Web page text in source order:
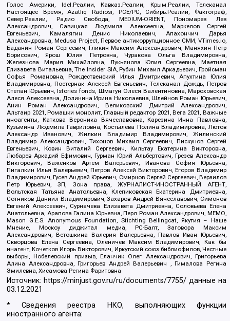
Голос Америки, Idel.Реалии, Кавказ.Реалии, Крым.Реалии, Телеканал
Настоящее Время, Azatliq Radiosi, PCE/PC, Сибирь.Реалии, Фактограф,
Север.Реалии, Радио Свобода, MEDIUM-ORIENT, Пономарев Лев
Александрович, Савицкая Людмила Алексеевна, Маркелов Сергей
Евгеньевич, Камалягин Денис Николаевич, Апахончич Дарья
Александровна, Medusa Project, Первое антикоррупционное СМИ, VTimes.io,
Баданин Роман Сергеевич, Гликин Максим Александрович, Маняхин Петр
Борисович, Ярош Юлия Петровна, Чуракова Ольга Владимировна,
Железнова Мария Михайловна, Лукьянова Юлия Сергеевна, Маетная
Елизавета Витальевна, The Insider SIA, Рубин Михаил Аркадьевич, Гройсман
Софья Романовна, Рождественский Илья Дмитриевич, Апухтина Юлия
Владимировна, Постернак Алексей Евгеньевич, Телеканал Дождь, Петров
Степан Юрьевич, Istories fonds, Шмагун Олеся Валентиновна, Мароховская
Алеся Алексеевна, Долинина Ирина Николаевна, Шлейнов Роман Юрьевич,
Анин Роман Александрович, Великовский Дмитрий Александрович,
Альтаир 2021, Ромашки монолит, Главный редактор 2021, Вега 2021, Важные
иноагенты, Каткова Вероника Вячеславовна, Карезина Инна Павловна,
Кузьмина Людмила Гавриловна, Костылева Полина Владимировна, Лютов
Александр Иванович, Жилкин Владимир Владимирович, Жилинский
Владимир Александрович, Тихонов Михаил Сергеевич, Пискунов Сергей
Евгеньевич, Ковин Виталий Сергеевич, Кильтау Екатерина Викторовна,
Любарев Аркадий Ефимович, Гурман Юрий Альбертович, Грезев Александр
Викторович, Важенков Артем Валерьевич, Иванова София Юрьевна,
Пигалкин Илья Валерьевич, Петров Алексей Викторович, Егоров Владимир
Владимирович, Гусев Андрей Юрьевич, Смирнов Сергей Сергеевич, Верзилов
Петр Юрьевич, ЗП, Зона права, ЖУРНАЛИСТ-ИНОСТРАННЫЙ АГЕНТ,
Вольтская Татьяна Анатольевна, Клепиковская Екатерина Дмитриевна,
Сотников Даниил Владимирович, Захаров Андрей Вячеславович, Симонов
Евгений Алексеевич, Сурначева Елизавета Дмитриевна, Соловьева Елена
Анатольевна, Арапова Галина Юрьевна, Перл Роман Александрович, МЕМО,
Mason G.E.S. Anonymous Foundation, Stichting Bellingcat, Якутия – Наше
Мнение, Москоу диджитал медиа, РС-Балт, Заговора Максим
Александрович, Ветошкина Валерия Валерьевна, Павлов Иван Юрьевич,
Скворцова Елена Сергеевна, Оленичев Максим Владимирович, Как бы
инагент, Кочетков Игорь Викторович, Иркутский союз библиофилов, Честные
выборы, Нобелевский призыв, Еланчик Олег Александрович, Григорьева
Алина Александровна, Григорьев Андрей Валерьевич , Гималова Регина
Эмилевна, Хисамова Регина Фаритовна
Источник: https://minjust.gov.ru/ru/documents/7755/ данные на
03.12.2021
* Сведения реестра НКО, выполняющих функции
иностранного агента: